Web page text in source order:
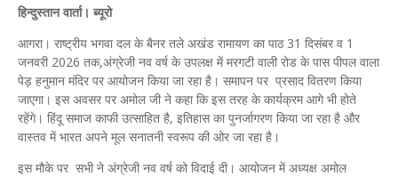
हिन्दुस्तान वार्ता। ब्यूरो
आगरा। राष्ट्रीय भगवा दल के बैनर तले अखंड रामायण का पाठ 31 दिसंबर व 1
जनवरी 2026 तक,अंग्रेजी नव वर्ष के उपलक्ष में मरगटी वाली रोड के पास पीपल वाला
पेड़ हनुमान मंदिर पर आयोजन किया जा रहा है। समापन पर प्रसाद वितरण किया
जाएगा। इस अवसर पर अमोल जी ने कहा कि इस तरह के कार्यक्रम आगे भी होते
रहेंगे। हिंदू समाज काफी उत्साहित है, इतिहास का पुनर्जागरण किया जा रहा है और
वास्तव में भारत अपने मूल सनातनी स्वरूप की ओर जा रहा है।
इस मौके पर सभी ने अंग्रेजी नव वर्ष को विदाई दी। आयोजन में अध्यक्ष अमोल